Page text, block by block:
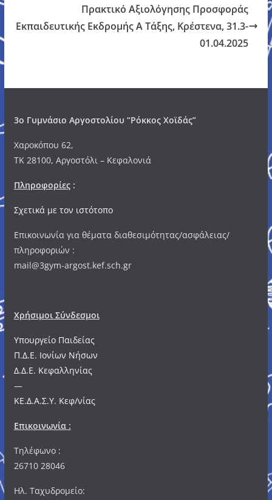
Πρακτικό Αξιολόγησης Προσφοράς
Εκπαιδευτικής Εκδρομής Α Τάξης, Κρέστενα, 31.3-
01.04.2025
3o Γυμνάσιο Αργοστολίου “Ρόκκος Χοϊδάς”
Χαροκόπου 62,
ΤΚ 28100, Αργοστόλι – Κεφαλονιά
Πληροφορίες:
Σχετικά με τον ιστότοπο
Επικοινωνία για θέματα διαθεσιμότητας/ασφάλειας/
πληροφοριών :
mail@3gym-argost.kef.sch.gr
Χρήσιμοι Σύνδεσμοι
Υπουργείο Παιδείας
Π.Δ.Ε. Ιονίων Νήσων
Δ.Δ.Ε. Κεφαλληνίας
—
ΚΕ.Δ.Α.Σ.Υ. Κεφ/νίας
Επικοινωνία :
Τηλέφωνο :
26710 28046
Ηλ. Ταχυδρομείο: